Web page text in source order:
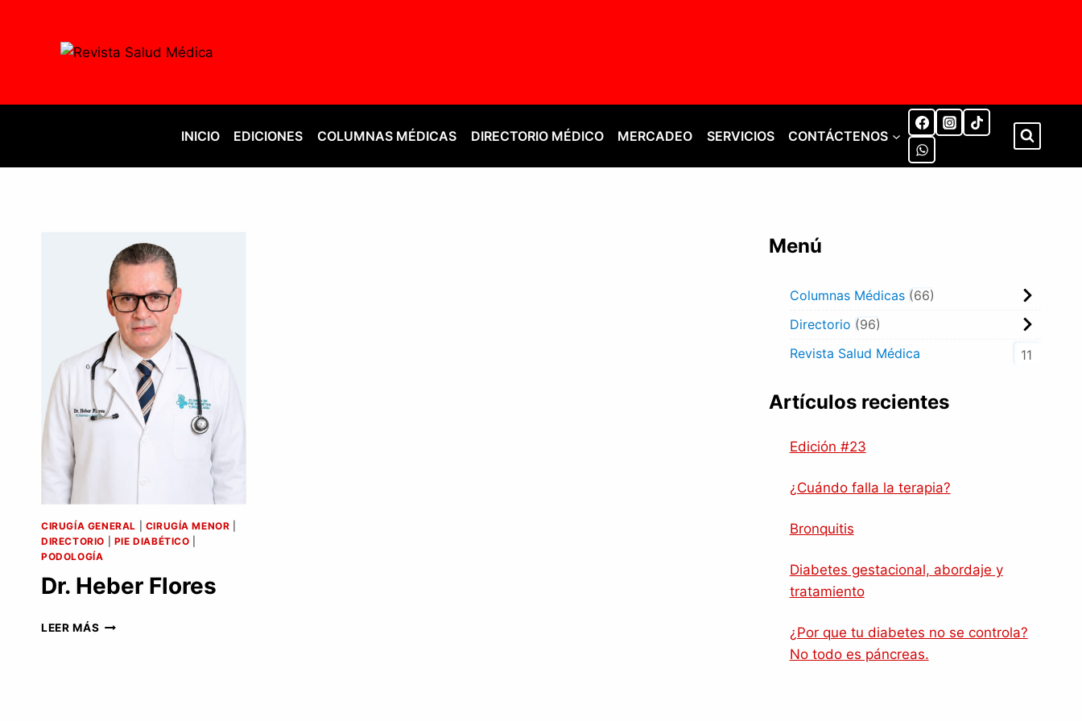
contenido
INICIO EDICIONES COLUMNAS MÉDICAS DIRECTORIO MÉDICO MERCADEO SERVICIOS CONTÁCTENOS
CIRUGÍA GENERAL CIRUGÍA MENOR
DIRECTORIO
PIE DIABÉTICO
PODOLOGÍA
Dr. Heber Flores
LEER MÁS DR.
Menú
Columnas Médicas
66
Directorio
96
Revista Salud Médica
11
Artículos recientes
Edición #23
¿Cuándo falla la terapia?
Bronquitis
Diabetes gestacional, abordaje y
tratamiento
¿Por que tu diabetes no se controla?
No todo es páncreas.